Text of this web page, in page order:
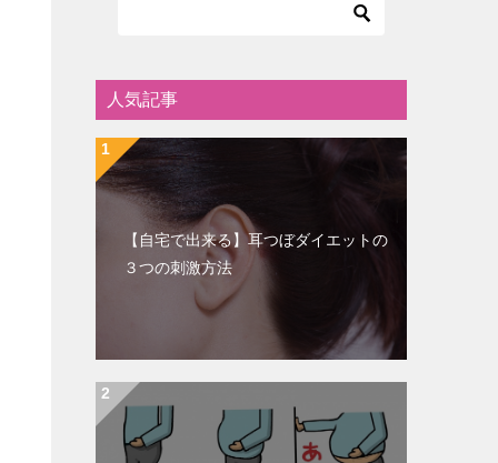
人気記事
【自宅で出来る】耳つぼダイエットの
３つの刺激方法